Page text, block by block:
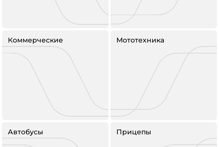
Коммерческие Мототехника
Автобусы Прицепы